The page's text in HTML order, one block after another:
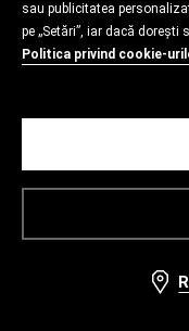
sau publicitatea
pe „Setări”, iar dacă
Politica privind cookie-